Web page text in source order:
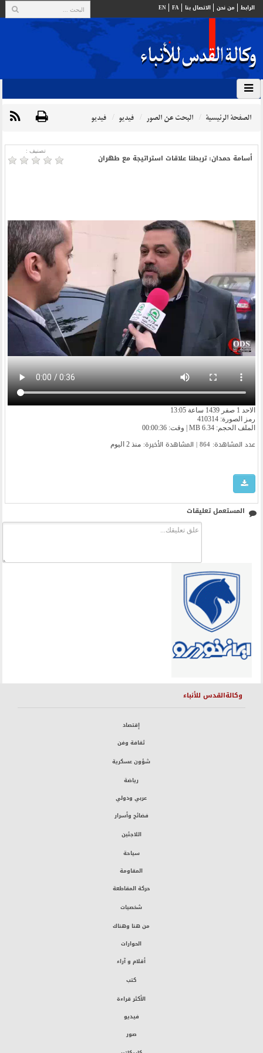
الرابط من نحن الاتصال بنا FA
EN
الصفحة الرئيسية البحث عن الصور فيديو فيديو
تصنیف :
أسامة حمدان: تربطنا علاقات استراتيجة مع طهران
الاحد 1 صفر 1439 ساعة 13:05
رمز الصورة: 410314
الملف الحجم: 6.34 MB | وقت: 00:00:36
عدد المشاهدة: 864 | المشاهدة الأخیرة: منذ 2 اليوم
المستعمل تعليقات
وكالةالقدس للأنباء
إقتصاد
ثقافة وفن
شؤون عسكرية
رياضة
عربي ودولي
فضائح وأسرار
اللاجئين
سياحة
المقاومة
حركة المقاطعة
شخصيات
من هنا وهناك
الحوارات
أقلام و آراء
كتب
الأكثر قراءة
فيديو
صور